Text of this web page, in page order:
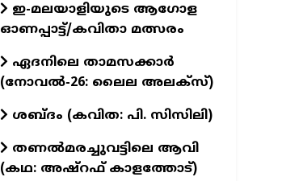
ഇ-മലയാളിയുടെ ആഗോള
ഓണപ്പാട്ട്/കവിതാ മത്സരം
ഏദനിലെ താമസക്കാർ
(നോവല്‍-26: ലൈല അലക്‌സ്)
ശബ്ദം (കവിത: പി. സിസിലി)
തണൽമരച്ചുവട്ടിലെ ആവി
(കഥ: അഷ്‌റഫ് കാളത്തോട്)